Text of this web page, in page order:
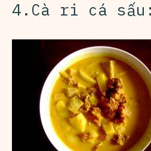
4.Cà ri cá sấu: